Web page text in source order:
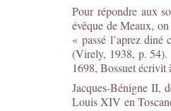
Pour répondre aux
évêque de Meaux,
« passé l’aprez
(Virely, 1938, p. 54).
1698, Bossuet écrivit
Jacques-Bénigne II,
Louis XIV en